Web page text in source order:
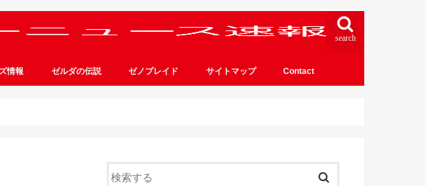
search
情報 ゼルダの伝説 ゼノブレイド サイトマップ Contact